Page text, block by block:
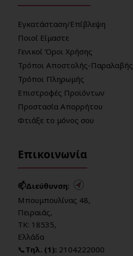
Εγκατάσταση/Επίβλεψη
Ποιοί Είμαστε
Γενικοί Όροι Χρήσης
Τρόποι Αποστολής-Παραλαβής
Τρόποι Πληρωμής
Επιστροφές Προϊόντων
Προστασία Απορρήτου
Φτιάξε το μόνος σου
Επικοινωνία
📫Διεύθυνση:
Μπουμπουλίνας 48,
Πειραιάς,
ΤΚ: 18535,
Ελλάδα
📞Τηλ. (1): 2104222000